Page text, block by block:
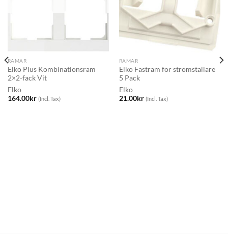
RAMAR
Elko Plus Kombinationsram
2×2-fack Vit
Elko
164.00kr (Incl. Tax)
RAMAR
Elko Fästram för strömställare
5 Pack
Elko
21.00kr (Incl. Tax)